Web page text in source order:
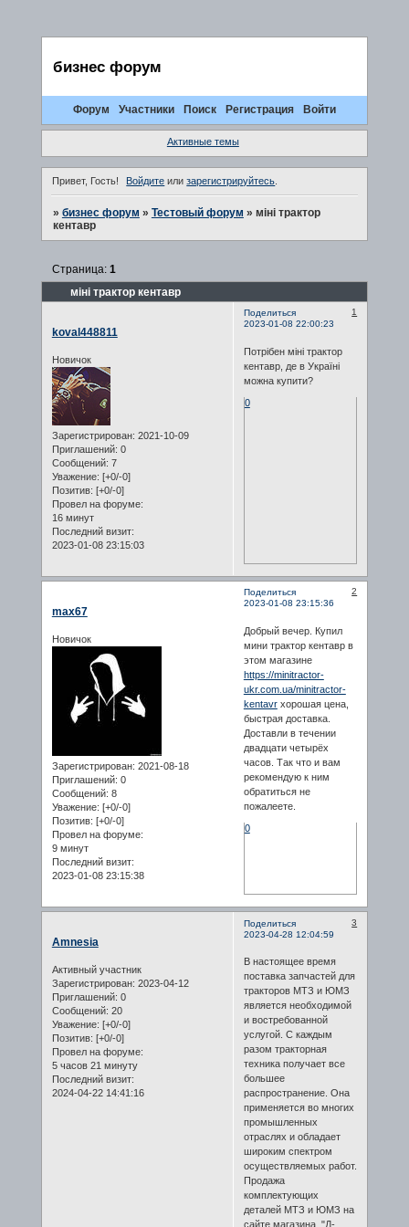
бизнес форум
Форум Участники Поиск Регистрация Войти
Активные темы
Привет, Гость! Войдите илизарегистрируйтесь.
» бизнес форум » Тестовый форум » міні трактор
кентавр
міні трактор кентавр
Страница: 1
Поделиться
1
2023-01-08 22:00:23
koval448811
Новичок
Зарегистрирован: 2021-10-09
Приглашений: 0
Сообщений: 7
Уважение: [+0/-0]
Позитив: [+0/-0]
Провел на форуме:
16 минут
Последний визит:
2023-01-08 23:15:03
Потрібен міні трактор
кентавр, де в Україні
можна купити?
0
Поделиться
2
2023-01-08 23:15:36
max67
Новичок
Зарегистрирован: 2021-08-18
Приглашений: 0
Сообщений: 8
Уважение: [+0/-0]
Позитив: [+0/-0]
Провел на форуме:
9 минут
Последний визит:
2023-01-08 23:15:38
Добрый вечер. Купил
мини трактор кентавр в
этом магазине
https://minitractor-
ukr.com.ua/minitractor-
kentavrхорошая цена,
быстрая доставка.
Доставли в течении
двадцати четырёх
часов. Так что и вам
рекомендую к ним
обратиться не
пожалеете.
0
Поделиться
3
2023-04-28 12:04:59
Amnesia
Активный участник
Зарегистрирован: 2023-04-12
Приглашений: 0
Сообщений: 20
Уважение: [+0/-0]
Позитив: [+0/-0]
Провел на форуме:
5 часов 21 минуту
Последний визит:
2024-04-22 14:41:16
В настоящее время
поставка запчастей для
тракторов МТЗ и ЮМЗ
является необходимой
и востребованной
услугой. С каждым
разом тракторная
техника получает все
большее
распространение. Она
применяется во многих
промышленных
отраслях и обладает
широким спектром
осуществляемых работ.
Продажа
комплектующих
деталей МТЗ и ЮМЗ на
сайте магазина "Д-